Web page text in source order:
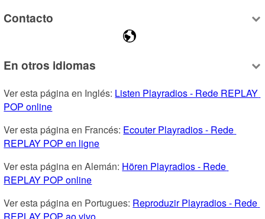
Contacto
En otros idiomas
Ver esta página en Inglés: Listen Playradios - Rede REPLAY
POP online
Ver esta página en Francés: Ecouter Playradios - Rede
REPLAY POP en ligne
Ver esta página en Alemán: Hören Playradios - Rede
REPLAY POP online
Ver esta página en Portugues: Reproduzir Playradios - Rede
REPLAY POP ao vivo